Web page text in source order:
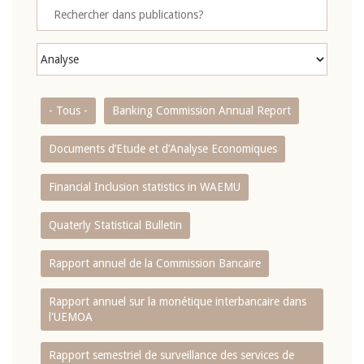
- Tous - Banking Commission Annual Report
Documents d’Etude et d’Analyse Economiques
Financial Inclusion statistics in WAEMU
Quaterly Statistical Bulletin
Rapport annuel de la Commission Bancaire
Rapport annuel sur la monétique interbancaire dans
l'UEMOA
Rapport semestriel de surveillance des services de